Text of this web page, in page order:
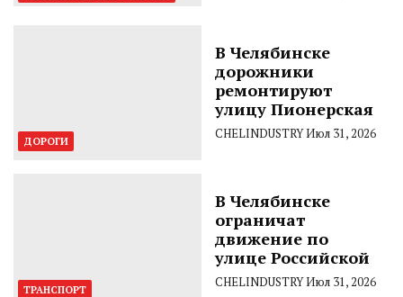
ДОРОГИ
В Челябинске
дорожники
ремонтируют
улицу Пионерская
CHELINDUSTRYИюл 31, 2026
ТРАНСПОРТ
В Челябинске
ограничат
движение по
улице Российской
CHELINDUSTRYИюл 31, 2026